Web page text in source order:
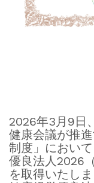
2026年3月9日
健康会議が推
制度」におい
優良法人2026
を取得いたしま